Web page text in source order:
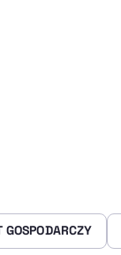
GOSPODARCZY